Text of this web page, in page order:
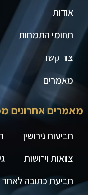
אודות
תחומי התמחות
צור קשר
מאמרים
מאמרים אחרונים
תביעות גירושין
צוואות וירושות
תביעת כתובה לאחר